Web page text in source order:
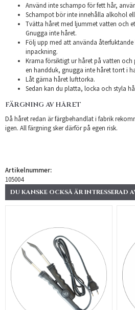
Använd inte schampo för fett hår,
Schampot bör inte innehålla alkohol
Tvätta håret med ljummet vatten och
Gnugga inte håret.
Följ upp med att använda
inpackning.
Krama försiktigt ur håret på vatten
en handduk, gnugga inte håret torrt i
Låt gärna håret lufttorka.
Sedan kan du platta, locka och styla
FÄRGNING AV HÅRET
Då håret redan är färgbehandlat i fabrik
igen. All färgning sker därför på egen risk.
Artikelnummer:
105004
DU KANSKE OCKSÅ ÄR INTRESSERAD